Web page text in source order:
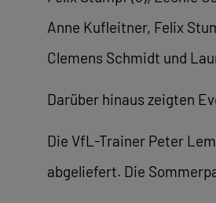
Anne Kufleitner, Felix
Clemens Schmidt und
Darüber hinaus zeigten
Die VfL-Trainer Peter
abgeliefert. Die